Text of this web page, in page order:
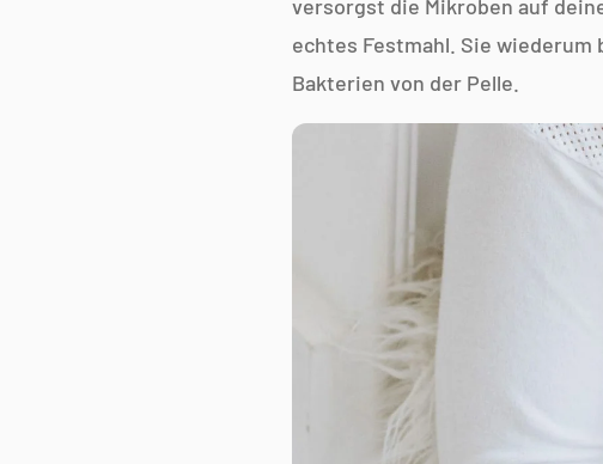
versorgst die Mikroben auf
echtes Festmahl. Sie
Bakterien von der Pelle.